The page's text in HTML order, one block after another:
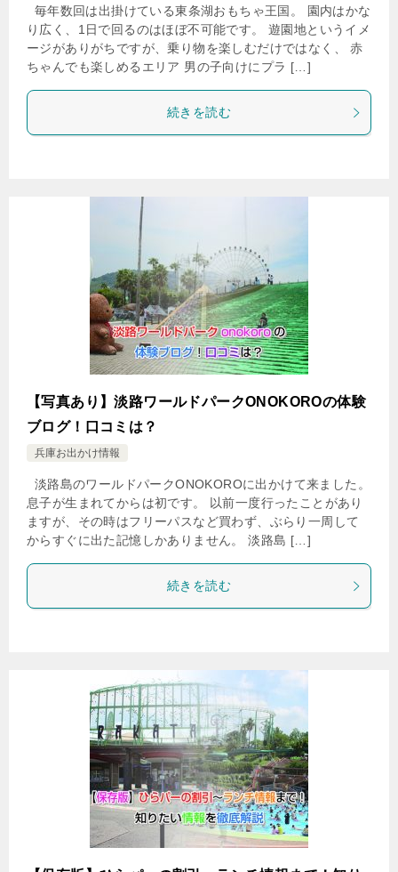
毎年数回は出掛けている東条湖おもちゃ王国。 園内はかな
り広く、1日で回るのはほぼ不可能です。 遊園地というイメ
ージがありがちですが、乗り物を楽しむだけではなく、 赤
ちゃんでも楽しめるエリア 男の子向けにプラ […]
続きを読む
【写真あり】淡路ワールドパークONOKOROの体験
ブログ！口コミは？
兵庫お出かけ情報
淡路島のワールドパークONOKOROに出かけて来ました。
息子が生まれてからは初です。 以前一度行ったことがあり
ますが、その時はフリーパスなど買わず、ぶらり一周して
からすぐに出た記憶しかありません。 淡路島 […]
続きを読む